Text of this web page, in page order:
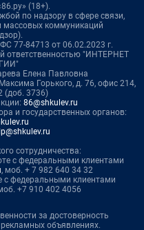
(18+).
по надзору в сфере связи,
массовых коммуникаций
77-84713 от 06.02.2023 г.
ответственностью "ИНТЕРНЕТ
Елена Павловна
Горького, д. 76, офис 214,
(доб. 3736)
86@shkulev.ru
и государственных органов:
сотрудничества:
с федеральными клиентами
, моб. + 7 982 640 34 32
с федеральными клиентами
+7 910 402 4056
за достоверность
объявлениях.